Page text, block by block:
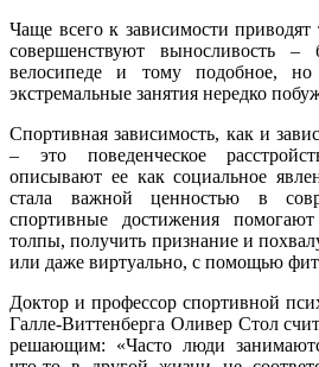
Чаще всего к зависимости
совершенствуют выносливость –
велосипеде и тому подобное,
экстремальные занятия нередко
Спортивная зависимость, как и
– это поведенческое
описывают ее как социальное
стала важной ценностью в
спортивные достижения
толпы, получить признание и
или даже виртуально, с помощью
Доктор и профессор спортивной
Галле-Виттенберга Оливер Стол
решающим: «Часто люди